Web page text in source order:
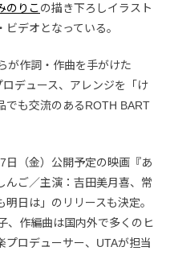
のりこの描き下ろしイラスト
デオとなっている。
が作詞・作曲を手がけた
デュース、アレンジを「け
でも交流のあるROTH BART
日（金）公開予定の映画『あ
んご／主演：吉田美月喜、常
日は」のリリースも決定。
、作編曲は国内外で多くのヒ
プロデューサー、UTAが担当